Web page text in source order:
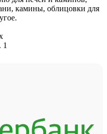
камины, облицовки для